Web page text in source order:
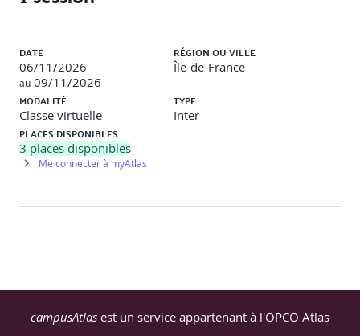
DATE
06/11/2026
au 09/11/2026
RÉGION OU VILLE
Île-de-France
MODALITÉ
Classe virtuelle
TYPE
Inter
PLACES DISPONIBLES
3 places disponibles
Me connecter à myAtlas
campusAtlas est un service appartenant à l'OPCO Atlas